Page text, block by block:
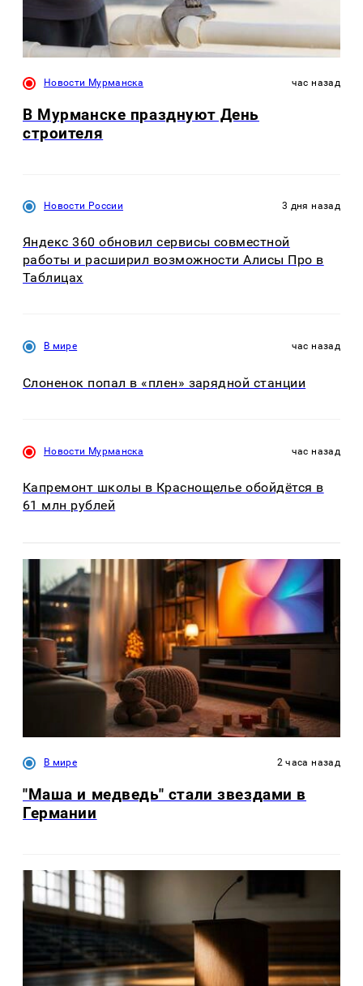
Новости Мурманска час назад
В Мурманске празднуют День
строителя
Новости России 3 дня назад
Яндекс 360 обновил сервисы совместной
работы и расширил возможности Алисы Про в
Таблицах
В мире час назад
Слоненок попал в «плен» зарядной станции
Новости Мурманска час назад
Капремонт школы в Краснощелье обойдётся в
61 млн рублей
В мире 2 часа назад
"Маша и медведь" стали звездами в
Германии